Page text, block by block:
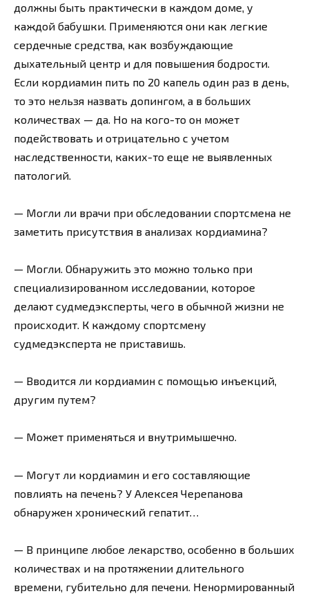
должны быть практически в каждом доме, у
каждой бабушки. Применяются они как легкие
сердечные средства, как возбуждающие
дыхательный центр и для повышения бодрости.
Если кордиамин пить по 20 капель один раз в день,
то это нельзя назвать допингом, а в больших
количествах — да. Но на кого-то он может
подействовать и отрицательно с учетом
наследственности, каких-то еще не выявленных
патологий.
— Могли ли врачи при обследовании спортсмена не
заметить присутствия в анализах кордиамина?
— Могли. Обнаружить это можно только при
специализированном исследовании, которое
делают судмедэксперты, чего в обычной жизни не
происходит. К каждому спортсмену
судмедэксперта не приставишь.
— Вводится ли кордиамин с помощью инъекций,
другим путем?
— Может применяться и внутримышечно.
— Могут ли кордиамин и его составляющие
повлиять на печень? У Алексея Черепанова
обнаружен хронический гепатит…
— В принципе любое лекарство, особенно в больших
количествах и на протяжении длительного
времени, губительно для печени. Ненормированный